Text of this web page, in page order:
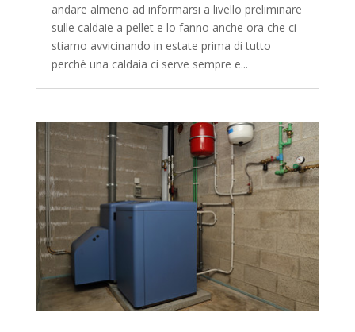
andare almeno ad informarsi a livello preliminare
sulle caldaie a pellet e lo fanno anche ora che ci
stiamo avvicinando in estate prima di tutto
perché una caldaia ci serve sempre e...